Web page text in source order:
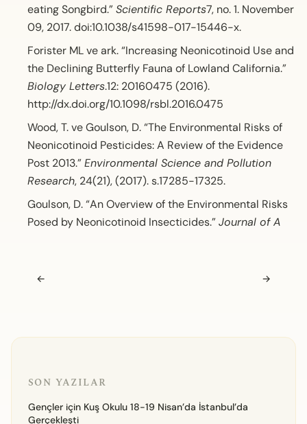
eating Songbird.”Scientific Reports7, no. 1. November
09, 2017. doi:10.1038/s41598-017-15446-x.
Forister ML ve ark. “Increasing Neonicotinoid Use and
the Declining Butterfly Fauna of Lowland California.”
Biology Letters.12: 20160475 (2016).
http://dx.doi.org/10.1098/rsbl.2016.0475
Wood, T. ve Goulson, D. “The Environmental Risks of
Neonicotinoid Pesticides: A Review of the Evidence
Post 2013.”Environmental Science and Pollution
Research, 24(21), (2017). s.17285-17325.
Goulson, D. “An Overview of the Environmental Risks
Posed by Neonicotinoid Insecticides.”Journal of A
Navigasyon sonrası
← →
SON YAZILAR
Gençler için Kuş Okulu 18-19 Nisan’da İstanbul’da
Gerçekleşti